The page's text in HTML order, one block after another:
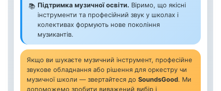
📚 Підтримка музичної освіти. Віримо, що якісні
інструменти та професійний звук у школах і
колективах формують нове покоління
музикантів.
Якщо ви шукаєте музичний інструмент, професійне
звукове обладнання або рішення для оркестру чи
музичної школи — звертайтеся до SoundsGood. Ми
допоможемо зробити виважений вибір і